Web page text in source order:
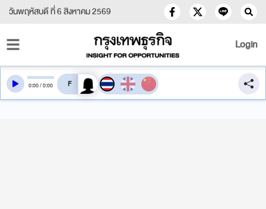
วันพฤหัสบดี ที่ 6 สิงหาคม 2569
Login
0:00/0:00 สลับเสียงอ่าน